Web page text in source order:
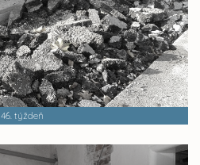
46. týždeň